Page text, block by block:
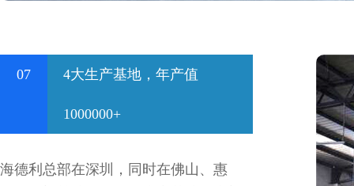
07 4大生产基地，年产值
1000000+
海德利总部在深圳，同时在佛山、惠